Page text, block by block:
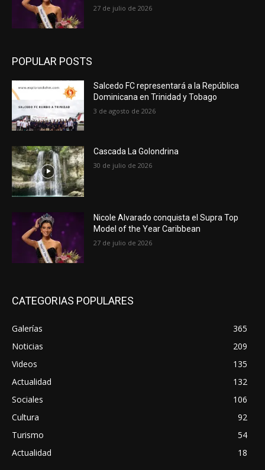
27 de julio de 2026
POPULAR POSTS
Salcedo FC representará a la República
Dominicana en Trinidad y Tobago
3 de agosto de 2026
Cascada La Golondrina
30 de julio de 2026
Nicole Alvarado conquista el Supra Top
Model of the Year Caribbean
27 de julio de 2026
CATEGORIAS POPULARES
Galerías
365
Noticias
209
Videos
135
Actualidad
132
Sociales
106
Cultura
92
Turismo
54
Actualidad
18